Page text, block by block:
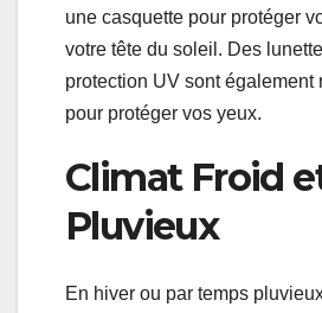
une casquette pour protéger
votre tête du soleil. Des
protection UV sont également
pour protéger vos yeux.
Climat Froid
Pluvieux
En hiver ou par temps